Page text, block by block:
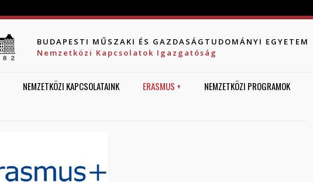
BUDAPESTI MŰSZAKI ÉS GAZDASÁGTUDOMÁNYI EGYETEM
Nemzetközi Kapcsolatok Igazgatóság
NEMZETKÖZI KAPCSOLATAINK ERASMUS + NEMZETKÖZI PROGRAMOK